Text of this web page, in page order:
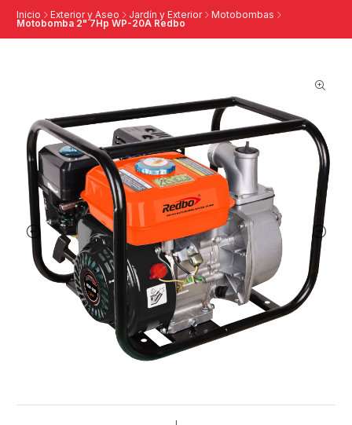
Inicio Exterior y Aseo Jardín y Exterior Motobombas
Motobomba 2" 7Hp WP-20A Redbo